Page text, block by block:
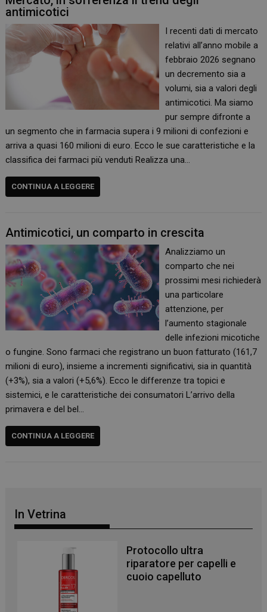
antimicotici
I recenti dati di mercato
relativi all’anno mobile a
febbraio 2026 segnano
un decremento sia a
volumi, sia a valori degli
antimicotici. Ma siamo
pur sempre difronte a
un segmento che in farmacia supera i 9 milioni di confezioni e
arriva a quasi 160 milioni di euro. Ecco le sue caratteristiche e la
classifica dei farmaci più venduti Realizza una…
CONTINUA A LEGGERE
Antimicotici, un comparto in crescita
Analizziamo un
comparto che nei
prossimi mesi richiederà
una particolare
attenzione, per
l’aumento stagionale
delle infezioni micotiche
o fungine. Sono farmaci che registrano un buon fatturato (161,7
milioni di euro), insieme a incrementi significativi, sia in quantità
(+3%), sia a valori (+5,6%). Ecco le differenze tra topici e
sistemici, e le caratteristiche dei consumatori L’arrivo della
primavera e del bel…
CONTINUA A LEGGERE
In Vetrina
Protocollo ultra
riparatore per capelli e
cuoio capelluto